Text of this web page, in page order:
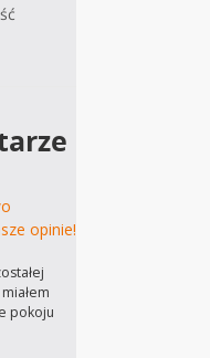
opinie!
pokoju